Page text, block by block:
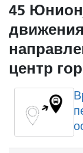
45
центр